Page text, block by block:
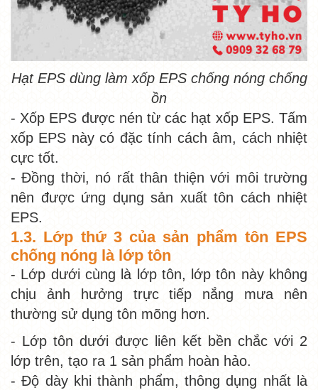
Hạt EPS dùng làm xốp EPS chống nóng chống
ồn
- Xốp EPS được nén từ các hạt xốp EPS. Tấm
xốp EPS này có đặc tính cách âm, cách nhiệt
cực tốt.
- Đồng thời, nó rất thân thiện với môi trường
nên được ứng dụng sản xuất tôn cách nhiệt
EPS.
1.3. Lớp thứ 3 của sản phẩm tôn EPS
chống nóng là lớp tôn
- Lớp dưới cùng là lớp tôn, lớp tôn này không
chịu ảnh hưởng trực tiếp nắng mưa nên
thường sử dụng tôn mõng hơn.
- Lớp tôn dưới được liên kết bền chắc với 2
lớp trên, tạo ra 1 sản phẩm hoàn hảo.
- Độ dày khi thành phẩm, thông dụng nhất là